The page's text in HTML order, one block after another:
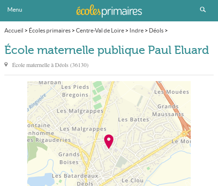
Menu
Accueil > Écoles primaires> Centre-Val de Loire> Indre> Déols>
École maternelle publique Paul Eluard
École maternelle publique Paul Eluard
École maternelle àDéols (36130)